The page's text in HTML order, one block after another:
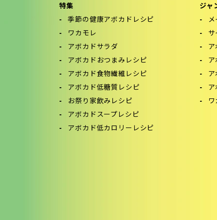
特集
季節の健康アボカドレシピ
ワカモレ
アボカドサラダ
アボカドおつまみレシピ
アボカド食物繊維レシピ
アボカド低糖質レシピ
お祭り家飲みレシピ
アボカドスープレシピ
アボカド低カロリーレシピ
ジャ